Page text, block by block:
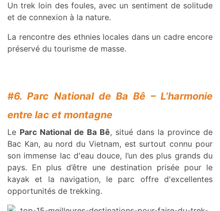
Un trek loin des foules, avec un sentiment de solitude
et de connexion à la nature.
La rencontre des ethnies locales dans un cadre encore
préservé du tourisme de masse.
#6. Parc National de Ba Bê – L’harmonie
entre lac et montagne
Le Parc National de Ba Bê, situé dans la province de
Bac Kan, au nord du Vietnam, est surtout connu pour
son immense lac d'eau douce, l’un des plus grands du
pays. En plus d’être une destination prisée pour le
kayak et la navigation, le parc offre d'excellentes
opportunités de trekking.